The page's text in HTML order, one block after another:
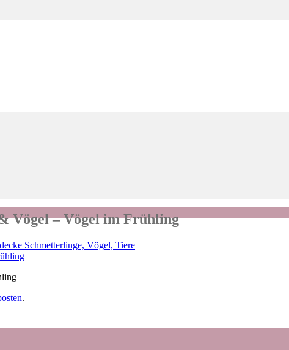
Vögel – Vögel im Frühling
Schmetterlinge, Vögel, Tiere
.